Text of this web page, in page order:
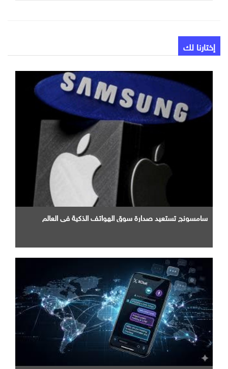
إختارنا لك
سامسونج تستعيد صدارة سوق الهواتف الذكية في العالم